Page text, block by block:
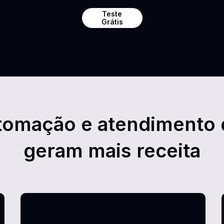
Teste
Grátis
e atendimento
geram mais receita